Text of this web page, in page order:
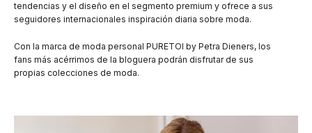
tendencias y el diseño en el segmento premium y ofrece a sus
seguidores internacionales inspiración diaria sobre moda.
Con la marca de moda personal PURETOI by Petra Dieners, los
fans más acérrimos de la bloguera podrán disfrutar de sus
propias colecciones de moda.